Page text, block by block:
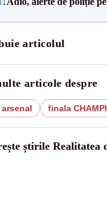
articolul
articole despre
finala
știrile Realitatea